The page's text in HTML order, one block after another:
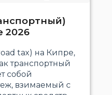
2026
tax) на Кипре,
транспортный
собой
взимаемый с